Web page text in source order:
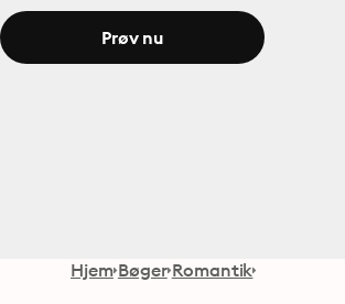
Prøv nu
Hjem Bøger Romantik